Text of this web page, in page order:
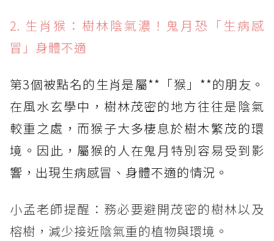
2. 生肖猴：樹林陰氣濃！鬼月恐「生病感
冒」身體不適
第3個被點名的生肖是屬**「猴」**的朋友。
在風水玄學中，樹林茂密的地方往往是陰氣
較重之處，而猴子大多棲息於樹木繁茂的環
境。因此，屬猴的人在鬼月特別容易受到影
響，出現生病感冒、身體不適的情況。
小孟老師提醒：務必要避開茂密的樹林以及
榕樹，減少接近陰氣重的植物與環境。